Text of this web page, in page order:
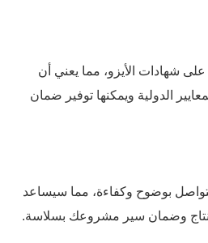
شهادات الأيزو، مما يعني أن
الدولية ويمكنها توفير ضمان
بوضوح وكفاءة، مما سيساعد
وضمان سير مشروعك بسلاسة.